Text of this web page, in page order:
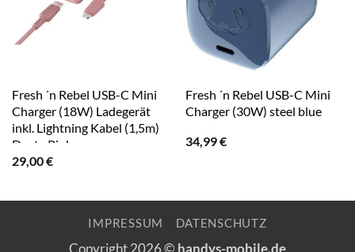
Fresh ´n Rebel USB-C Mini
Charger (18W) Ladegerät
inkl. Lightning Kabel (1,5m)
Dusty Pink
29,00€
Fresh ´n Rebel USB-C Mini
Charger (30W) steel blue
34,99€
IMPRESSUM DATENSCHUTZ
Copyright 2026 © handys-mobile.de